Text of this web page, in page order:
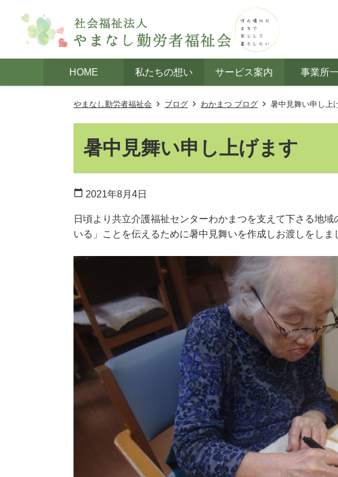
HOME 私たちの想い サービス案内 事業所
やまなし勤労者福祉会 ブログ わかまつ ブログ 暑中見舞い申し上
暑中見舞い申し上げます
calendar_today 2021年8月4日
日頃より共立介護福祉センターわかまつを支えて下さる地
いる」ことを伝えるために暑中見舞いを作成しお渡しをしま